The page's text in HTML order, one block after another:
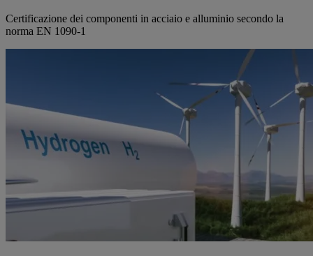
Certificazione dei componenti in acciaio e alluminio secondo la
norma EN 1090-1